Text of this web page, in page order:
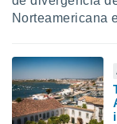
1199
Norteamericana